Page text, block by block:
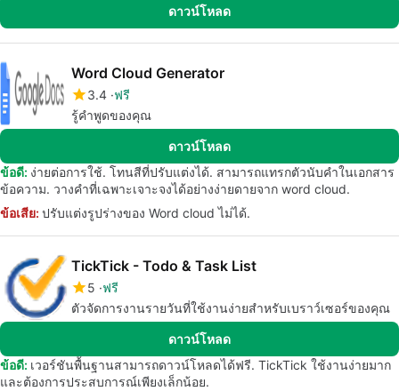
ดาวน์โหลด
Word Cloud Generator
3.4 ฟรี
รู้คำพูดของคุณ
ดาวน์โหลด
ข้อดี: ง่ายต่อการใช้. โทนสีที่ปรับแต่งได้. สามารถแทรกตัวนับคำในเอกสาร
ข้อความ. วางคำที่เฉพาะเจาะจงได้อย่างง่ายดายจาก word cloud.
ข้อเสีย: ปรับแต่งรูปร่างของ Word cloud ไม่ได้.
TickTick - Todo & Task List
5 ฟรี
ตัวจัดการงานรายวันที่ใช้งานง่ายสำหรับเบราว์เซอร์ของคุณ
ดาวน์โหลด
ข้อดี: เวอร์ชันพื้นฐานสามารถดาวน์โหลดได้ฟรี. TickTick ใช้งานง่ายมาก
และต้องการประสบการณ์เพียงเล็กน้อย.